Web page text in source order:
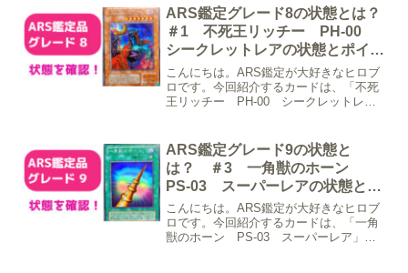
ARS鑑定グレード8の状態とは？
＃1 不死王リッチー PH-00
シークレットレアの状態とポイン
ト
こんにちは。ARS鑑定が大好きなヒロブ
ロです。今回紹介するカードは、「不死
王リッチー PH-00 シークレットレ
面に複数の白かけ等あり裏面左上角にわ
ずかなヨレがある裏面...
ARS鑑定グレード9の状態と
は？ ＃3 一角獣のホーン
PS-03 スーパーレアの状態とポ
イント
こんにちは。ARS鑑定が大好きなヒロブ
ロです。今回紹介するカードは、「一角
獣のホーン PS-03 スーパーレア」で